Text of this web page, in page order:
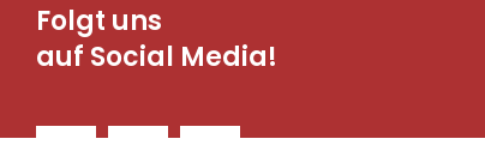
Folgt uns
auf Social Media!